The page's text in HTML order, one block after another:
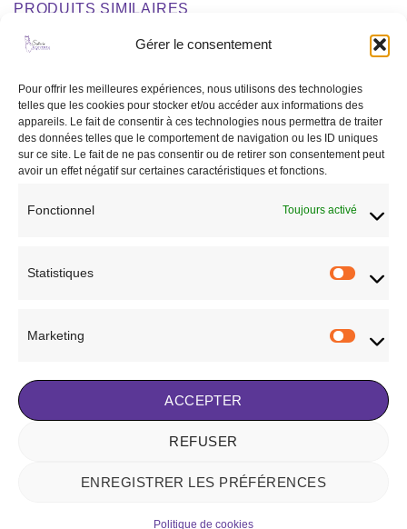
Gérer le consentement
Pour offrir les meilleures expériences, nous utilisons des technologies
telles que les cookies pour stocker et/ou accéder aux informations des
appareils. Le fait de consentir à ces technologies nous permettra de traiter
des données telles que le comportement de navigation ou les ID uniques
sur ce site. Le fait de ne pas consentir ou de retirer son consentement peut
avoir un effet négatif sur certaines caractéristiques et fonctions.
Fonctionnel Toujours activé
Statistiques
Marketing
ACCEPTER
REFUSER
ENREGISTRER LES PRÉFÉRENCES
Politique de cookies
PRODUITS SIMILAIRES
Ajouter
à la liste
de
souhaits
60,00€
Ajouter à la liste de
Ajouter
à la liste
de
souhaits
Ajouter à la liste de
Visa Stripe
NOTRE HISTOIRE BLOG CONTACT
FAQ